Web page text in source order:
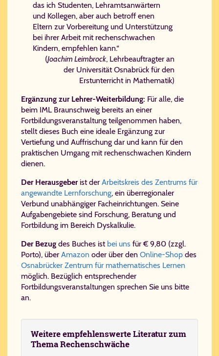
das ich Studenten, Lehramtsanwärtern
und Kollegen, aber auch betroff enen
Eltern zur Vorbereitung und Unterstützung
bei ihrer Arbeit mit rechenschwachen
Kindern, empfehlen kann.“
(Joachim Leimbrock, Lehrbeauftragter an
der Universität Osnabrück für den
Erstunterricht in Mathematik)
Ergänzung zur Lehrer-Weiterbildung: Für alle, die
beim IML Braun­schweig bereits an einer
Fortbildungsveranstaltung teilgenommen haben,
stellt dieses Buch eine ideale Ergänzung zur
Vertiefung und Auffrischung dar und kann für den
praktischen Umgang mit rechenschwachen Kindern
dienen.
Der Herausgeber ist der Arbeitskreis des Zentrums für
angewandte Lernforschung, ein überregionaler
Verbund unabhängiger Facheinrichtungen. Seine
Aufgabengebiete sind Forschung, Beratung und
Fortbildung im Bereich Dyskalkulie.
Der Bezug des Buches ist bei uns für € 9,80 (zzgl.
Porto), über Amazon oder über den Online-Shop des
Osnabrücker Zentrum für mathematisches Lernen
möglich. Bezüglich entsprechender
Fortbildungsveranstaltungen sprechen Sie uns bitte
an.
Wei­te­re em­pfeh­lens­wer­te Li­te­ra­tur zum
The­ma Re­chen­schwä­che